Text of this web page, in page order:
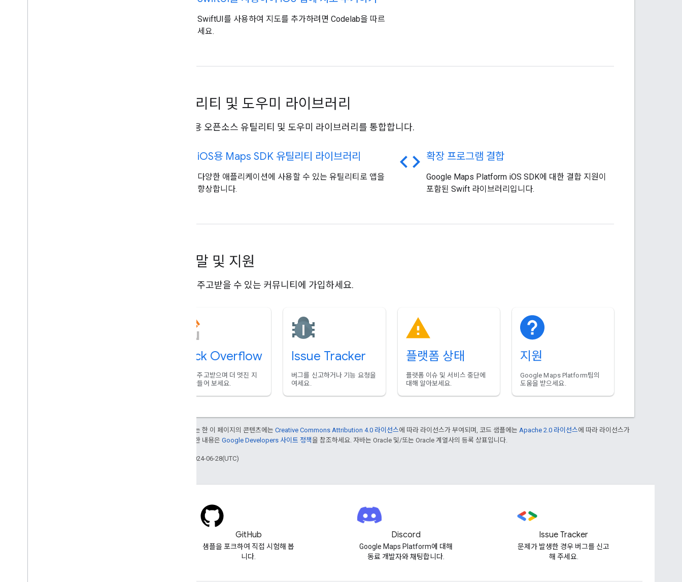
SwiftUI를 사용하여 지도를 추가하려면 Codelab을 따르
세요.
유틸리티 및 도우미 라이브러리
iOS 앱용 오픈소스 유틸리티 및 도우미 라이브러리를 통합합니다.
iOS용 Maps SDK 유틸리티 라이브러리
다양한 애플리케이션에 사용할 수 있는 유틸리티로 앱을
향상합니다.
code 확장 프로그램 결합
Google Maps Platform iOS SDK에 대한 결합 지원이
포함된 Swift 라이브러리입니다.
도움말 및 지원
도움을 주고받을 수 있는 커뮤니티에 가입하세요.
Stack Overflow
도움을 주고받으며 더 멋진 지
도를 만들어 보세요.
Issue Tracker
버그를 신고하거나 기능 요청을
여세요.
플랫폼 상태
플랫폼 이슈 및 서비스 중단에
대해 알아보세요.
지원
Google Maps Platform팀의
도움을 받으세요.
달리 명시되지 않는 한 이 페이지의 콘텐츠에는 Creative Commons Attribution 4.0 라이선스에 따라 라이선스가 부여되며, 코드 샘플에는 Apache 2.0 라이선스에 따라 라이선스가
부여됩니다. 자세한 내용은 Google Developers 사이트 정책을 참조하세요. 자바는 Oracle 및/또는 Oracle 계열사의 등록 상표입니다.
최종 업데이트: 2024-06-28(UTC)
GitHub
샘플을 포크하여 직접 시험해 봅
니다.
Discord
Google Maps Platform에 대해
동료 개발자와 채팅합니다.
Issue Tracker
문제가 발생한 경우 버그를 신고
해 주세요.